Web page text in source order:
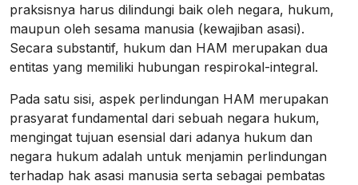
praksisnya harus dilindungi baik oleh negara, hukum,
maupun oleh sesama manusia (kewajiban asasi).
Secara substantif, hukum dan HAM merupakan dua
entitas yang memiliki hubungan respirokal-integral.
Pada satu sisi, aspek perlindungan HAM merupakan
prasyarat fundamental dari sebuah negara hukum,
mengingat tujuan esensial dari adanya hukum dan
negara hukum adalah untuk menjamin perlindungan
terhadap hak asasi manusia serta sebagai pembatas